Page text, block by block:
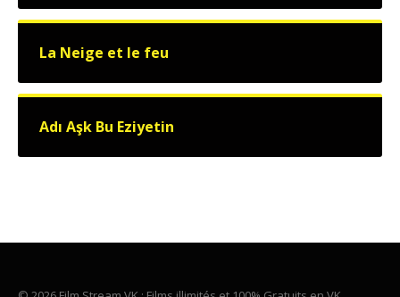
La Neige et le feu
Adı Aşk Bu Eziyetin